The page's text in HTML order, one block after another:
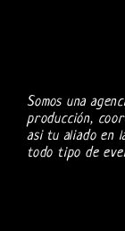
Somos una
producción,
asi tu aliado en
todo tipo de